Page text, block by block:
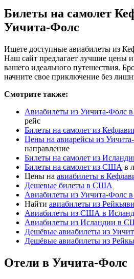
Билеты на самолет
Уичита-Фолс
Ищете доступные авиабилеты из
Наш сайт предлагает лучшие цены
вашего идеального путешествия.
начните свое приключение без
Смотрите также:
Авиабилеты из Уичита-Фолс
рейс
Билеты на самолет из
Цены на авиарейсы из
направление
Билеты на самолет из
Билеты на самолет из США в
Цены на авиабилеты в
Дешевые билеты в США
Авиабилеты из Уичита-Фолс
Найти авиабилеты из
Авиабилеты из США в
Авиабилеты из Исландии в
Дешёвые авиабилеты из
Дешёвые авиабилеты из
Отели в Уичита-Фолс